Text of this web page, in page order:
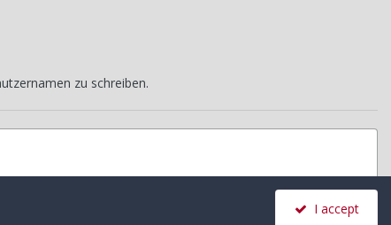
zu schreiben.
Alle Aktivitäten
I accept